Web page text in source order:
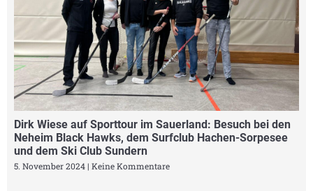
Dirk Wiese auf Sporttour im Sauerland: Besuch bei den
Neheim Black Hawks, dem Surfclub Hachen-Sorpesee
und dem Ski Club Sundern
5. November 2024 Keine Kommentare